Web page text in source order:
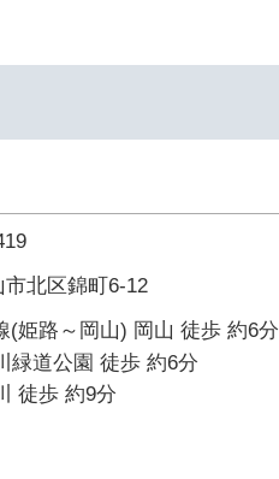
市北区錦町6-12
(姫路～岡山) 岡山 徒歩 約6分
緑道公園 徒歩 約6分
徒歩 約9分